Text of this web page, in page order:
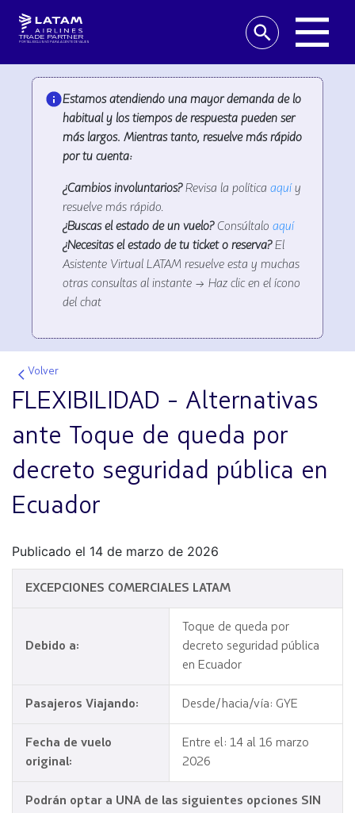
TRADE PARTNER
PORTAL EXCLUSIVO PARA AGENTE DE VIAJES
Estamos atendiendo una mayor demanda de lo
habitual y los tiempos de respuesta pueden ser
más largos. Mientras tanto, resuelve más rápido
por tu cuenta:
¿Cambios involuntarios?Revisa la política aquí y
resuelve más rápido.
¿Buscas el estado de un vuelo?Consúltalo aquí
¿Necesitas el estado de tu ticket o reserva?El
Asistente Virtual LATAM resuelve esta y muchas
otras consultas al instante → Haz clic en el ícono
del chat
Volver
FLEXIBILIDAD - Alternativas
ante Toque de queda por
decreto seguridad pública en
Ecuador
Publicado el 14 de marzo de 2026
EXCEPCIONES COMERCIALES LATAM
Debido a:
Toque de queda por
decreto seguridad pública
en Ecuador
Pasajeros Viajando: Desde/hacia/vía: GYE
Fecha de vuelo
original:
Entre el: 14 al 16 marzo
2026
Podrán optar a UNA de las siguientes opciones SIN